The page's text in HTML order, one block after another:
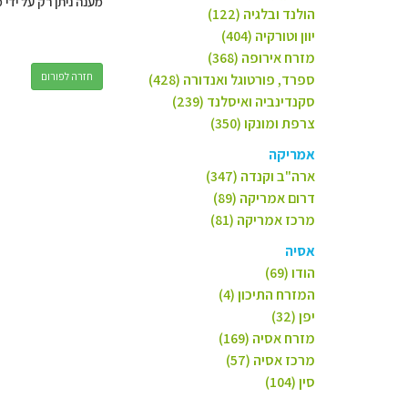
הולנד ובלגיה (122)
יוון וטורקיה (404)
מזרח אירופה (368)
ספרד, פורטוגל ואנדורה (428)
סקנדינביה ואיסלנד (239)
צרפת ומונקו (350)
אמריקה
ארה"ב וקנדה (347)
דרום אמריקה (89)
מרכז אמריקה (81)
אסיה
הודו (69)
המזרח התיכון (4)
יפן (32)
מזרח אסיה (169)
מרכז אסיה (57)
סין (104)
חזרה לפורום